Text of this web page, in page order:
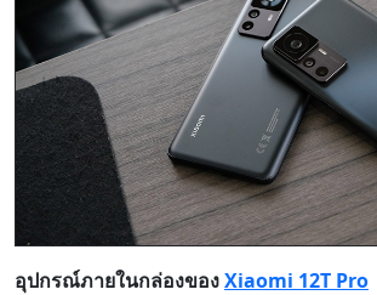
อุปกรณ์ภายในกล่องของXiaomi 12T Pro